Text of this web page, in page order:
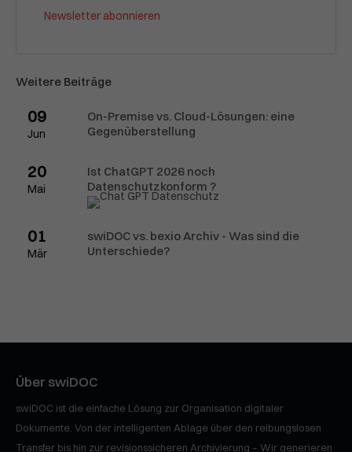
Newsletter abonnieren
Weitere Beiträge
09
Jun
On-Premise vs. Cloud-Lösungen: eine
Gegenüberstellung
20
Mai
Ist ChatGPT 2026 noch
Datenschutzkonform ?
01
Mär
swiDOC vs. bexio Archiv - Was sind die
Unterschiede?
Über swiDOC
swiDOC ist die einfache Lösung zur Organisation digitaler
Dokumente. Von der intelligenten Ablage über den reibungslosen
Transfer bis hin zur revisionssicheren Archivierung – Wir generieren